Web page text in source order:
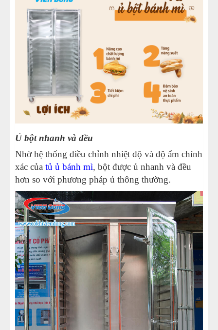
Ủ bột nhanh và đều
Nhờ hệ thống điều chỉnh nhiệt độ và độ ẩm chính
xác của tủ ủ bánh mì, bột được ủ nhanh và đều
hơn so với phương pháp ủ thông thường.